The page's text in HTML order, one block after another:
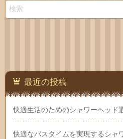
最近の投稿
快適生活のためのシャワーヘッド
快適なバスタイムを実現するシャ